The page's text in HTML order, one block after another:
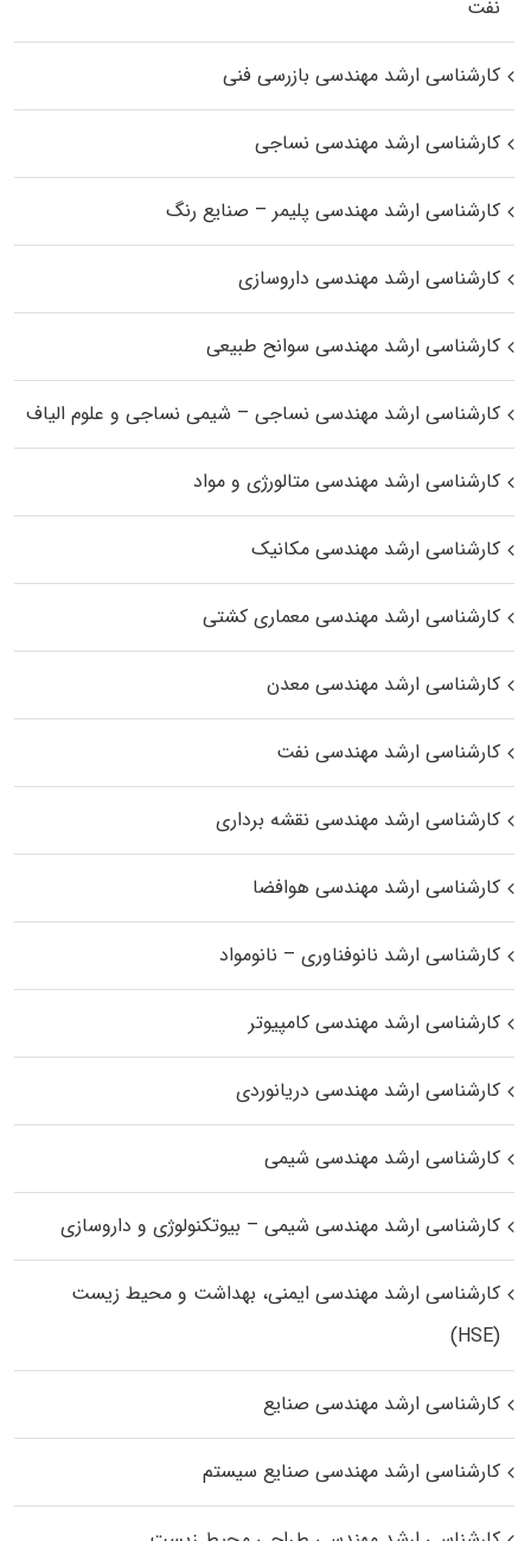
نفت
کارشناسی ارشد مهندسی بازرسی فنی
کارشناسی ارشد مهندسی نساجی
کارشناسی ارشد مهندسی پلیمر – صنایع رنگ
کارشناسی ارشد مهندسی داروسازی
کارشناسی ارشد مهندسی سوانح طبیعی
کارشناسی ارشد مهندسی نساجی – شیمی نساجی و علوم الیاف
کارشناسی ارشد مهندسی متالورژی و مواد
کارشناسی ارشد مهندسی مکانیک
کارشناسی ارشد مهندسی معماری کشتی
کارشناسی ارشد مهندسی معدن
کارشناسی ارشد مهندسی نفت
کارشناسی ارشد مهندسی نقشه برداری
کارشناسی ارشد مهندسی هوافضا
کارشناسی ارشد نانوفناوری – نانومواد
کارشناسی ارشد مهندسی کامپیوتر
کارشناسی ارشد مهندسی دریانوردی
کارشناسی ارشد مهندسی شیمی
کارشناسی ارشد مهندسی شیمی – بیوتکنولوژی و داروسازی
کارشناسی ارشد مهندسی ایمنی، بهداشت و محیط زیست
(HSE)
کارشناسی ارشد مهندسی صنایع
کارشناسی ارشد مهندسی صنایع سیستم